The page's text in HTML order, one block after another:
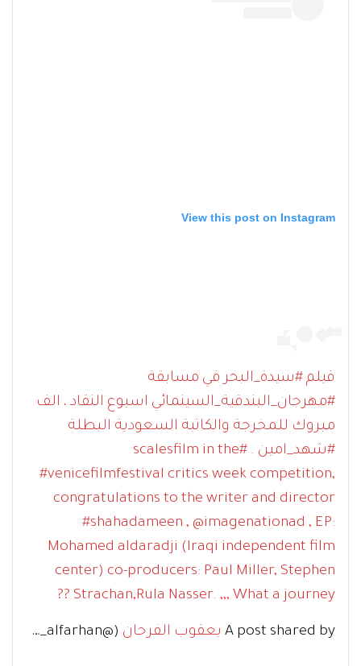
View this post on Instagram
‎فيلم #سيدة_البحر في مسابقة
#مهرجان_البندقية_السينمائي اسبوع النقاد ، الف
مبروك للمخرجة والكاتبة السعودية البطلة
#شهد_امين . #scalesfilm in the
#venicefilmfestival critics week competition,
congratulations to the writer and director
#shahadameen , @imagenationad , EP:
Mohamed aldaradji (Iraqi independent film
center) co-producers: Paul Miller, Stephen
Strachan,Rula Nasser. ,,, What a journey ??
A post shared by يعقوب الفرحان (@yaqoub_alfarhan) on